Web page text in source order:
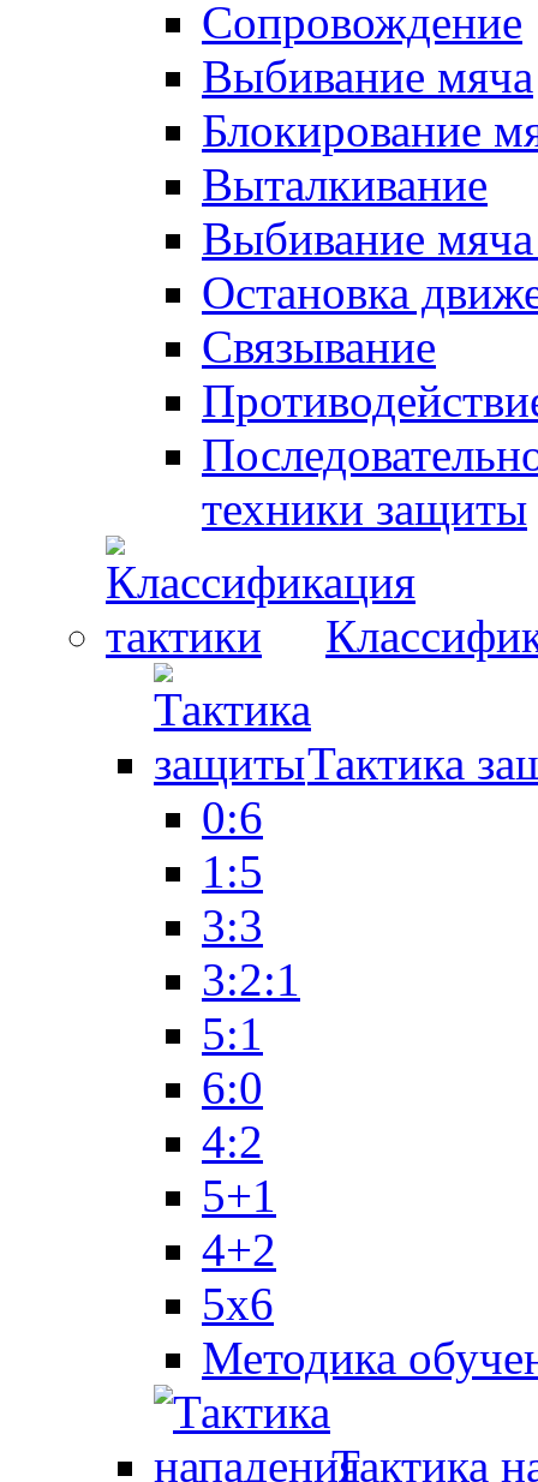
Сопровождение
Выбивание мяча
Блокирование
Выталкивание
Выбивание
Остановка
Связывание
техники защиты
Тактика
0:6
1:5
3:3
3:2:1
5:1
6:0
4:2
5+1
4+2
5x6
Методика
Тактика